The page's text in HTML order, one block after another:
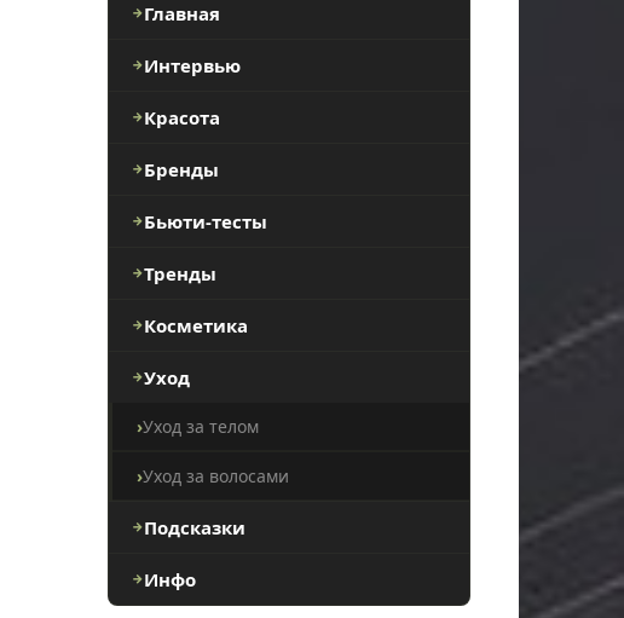
Главная
Интервью
Красота
Бренды
Бьюти-тесты
Тренды
Косметика
Уход
Уход за телом
Уход за волосами
Подсказки
Инфо